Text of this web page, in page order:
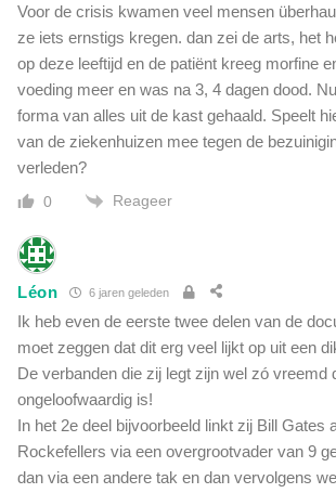
Voor de crisis kwamen veel mensen
ze iets ernstigs kregen. dan zei de arts, het
op deze leeftijd en de patiënt kreeg morfine
voeding meer en was na 3, 4 dagen dood.
forma van alles uit de kast gehaald. Speelt
van de ziekenhuizen mee tegen de
verleden?
0 Reageer
Léon 6 jaren geleden
Ik heb even de eerste twee delen van de
moet zeggen dat dit erg veel lijkt op uit een
De verbanden die zij legt zijn wel zó vreemd
ongeloofwaardig is!
In het 2e deel bijvoorbeeld linkt zij Bill Gates
Rockefellers via een overgrootvader van 9
dan via een andere tak en dan vervolgens